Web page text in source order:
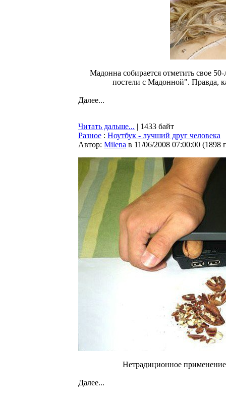
Мадонна собирается отметить свое
постели с Мадонной". Правда,
Далее...
Читать дальше... | 1433 байт
Разное : Ноутбук - лучший друг человека
Автор: Milena в 11/06/2008 07:00:00 (1898
Нетрадиционное
Далее...